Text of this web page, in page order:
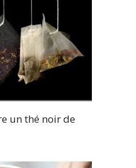
un thé noir de